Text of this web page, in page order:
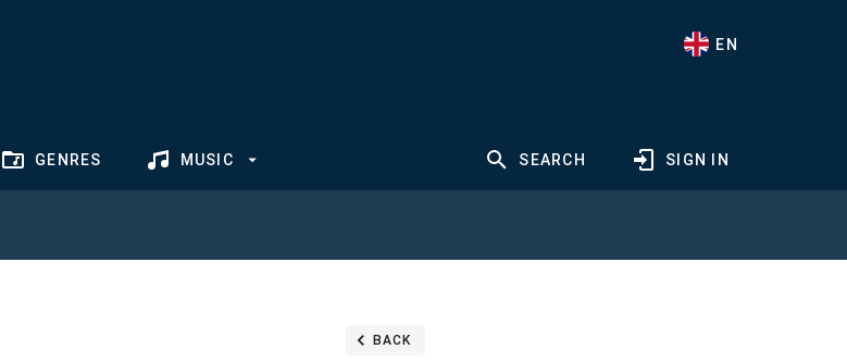
EN
GENRES MUSIC SEARCH SIGN IN
BACK